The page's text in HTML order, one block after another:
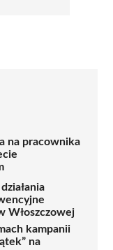
na pracownika
Włoszczowej
kampanii
na